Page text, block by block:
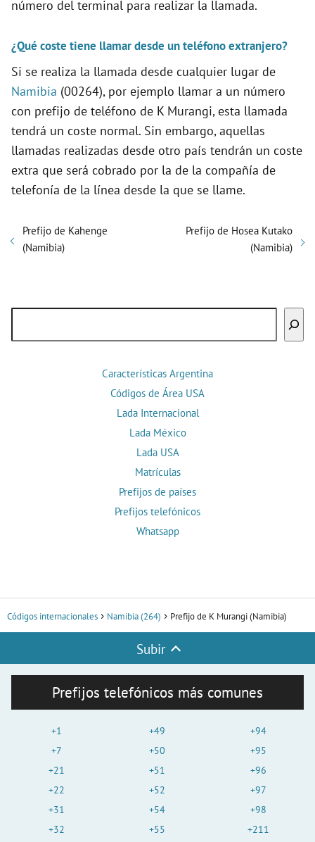
número del terminal para realizar la llamada.
¿Qué coste tiene llamar desde un teléfono extranjero?
Si se realiza la llamada desde cualquier lugar de
Namibia (00264), por ejemplo llamar a un número
con prefijo de teléfono de K Murangi, esta llamada
tendrá un coste normal. Sin embargo, aquellas
llamadas realizadas desde otro país tendrán un coste
extra que será cobrado por la de la compañía de
telefonía de la línea desde la que se llame.
Prefijo de Kahenge
(Namibia)
Prefijo de Hosea Kutako
(Namibia)
Características Argentina
Códigos de Área USA
Lada Internacional
Lada México
Lada USA
Matrículas
Prefijos de países
Prefijos telefónicos
Whatsapp
Códigos internacionales Namibia (264) Prefijo de K Murangi (Namibia)
Subir
Prefijos telefónicos más comunes
+1
+7
+21
+22
+31
+32
+49
+50
+51
+52
+54
+55
+94
+95
+96
+97
+98
+211